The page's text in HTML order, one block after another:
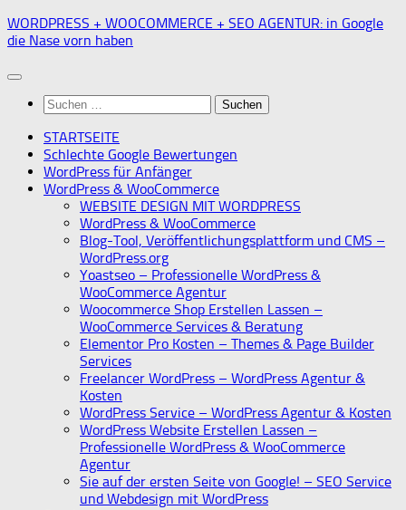
Zum
Inhalt
WORDPRESS + WOOCOMMERCE + SEO AGENTUR: in Google
die Nase vorn haben
Suchen
nach:
STARTSEITE
Schlechte Google Bewertungen
WordPress für Anfänger
WordPress & WooCommerce
WEBSITE DESIGN MIT WORDPRESS
WordPress & WooCommerce
Blog-Tool, Veröffentlichungsplattform und CMS –
WordPress.org
Yoastseo – Professionelle WordPress &
WooCommerce Agentur
Woocommerce Shop Erstellen Lassen –
WooCommerce Services & Beratung
Elementor Pro Kosten – Themes & Page Builder
Services
Freelancer WordPress – WordPress Agentur &
Kosten
WordPress Service – WordPress Agentur & Kosten
WordPress Website Erstellen Lassen –
Professionelle WordPress & WooCommerce
Agentur
Sie auf der ersten Seite von Google! – SEO Service
und Webdesign mit WordPress